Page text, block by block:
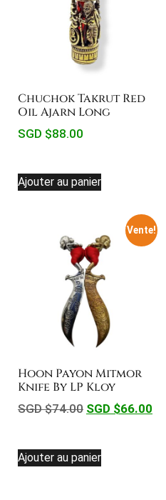
Chuchok Takrut Red
Oil Ajarn Long
SGD $88.00
Ajouter au panier
Vente!
Hoon Payon Mitmor
Knife By LP Kloy
SGD $74.00 SGD $66.00
Ajouter au panier